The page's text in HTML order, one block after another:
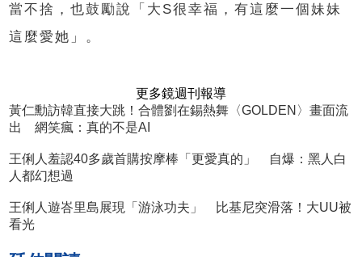
當不捨，也鼓勵說「大S很幸福，有這麼一個妹妹
這麼愛她」。
更多鏡週刊報導
黃仁勳訪韓直接大跳！合體劉在錫熱舞〈GOLDEN〉畫面流
出 網笑瘋：真的不是AI
王俐人羞認40多歲首購按摩棒「更愛真的」 自爆：黑人白
人都幻想過
王俐人遊峇里島展現「游泳功夫」 比基尼突滑落！大UU被
看光